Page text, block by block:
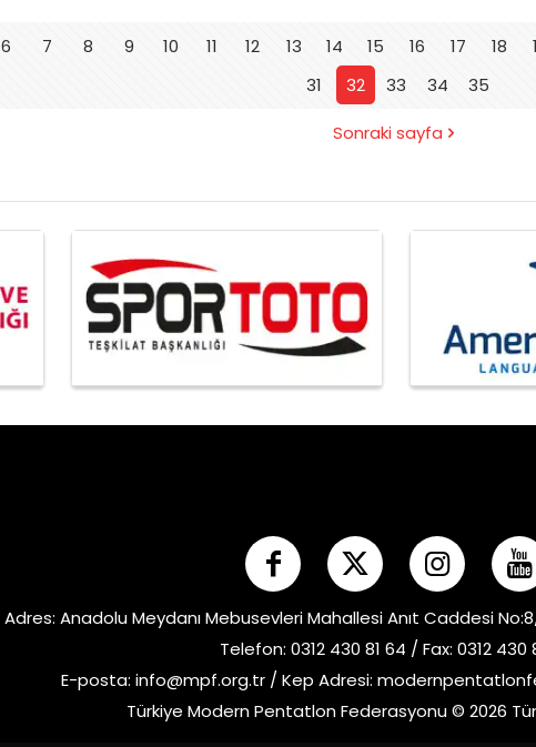
6 7 8 9 10 11 12 13 14 15 16 17 18
31
32 33 34 35
Sonraki sayfa
Adres: Anadolu Meydanı Mebusevleri Mahallesi Anıt Caddesi
Telefon: 0312 430 81 64 / Fax: 0312 430
E-posta: info@mpf.org.tr/ Kep Adresi:
Türkiye Modern Pentatlon Federasyonu © 2026 Tüm